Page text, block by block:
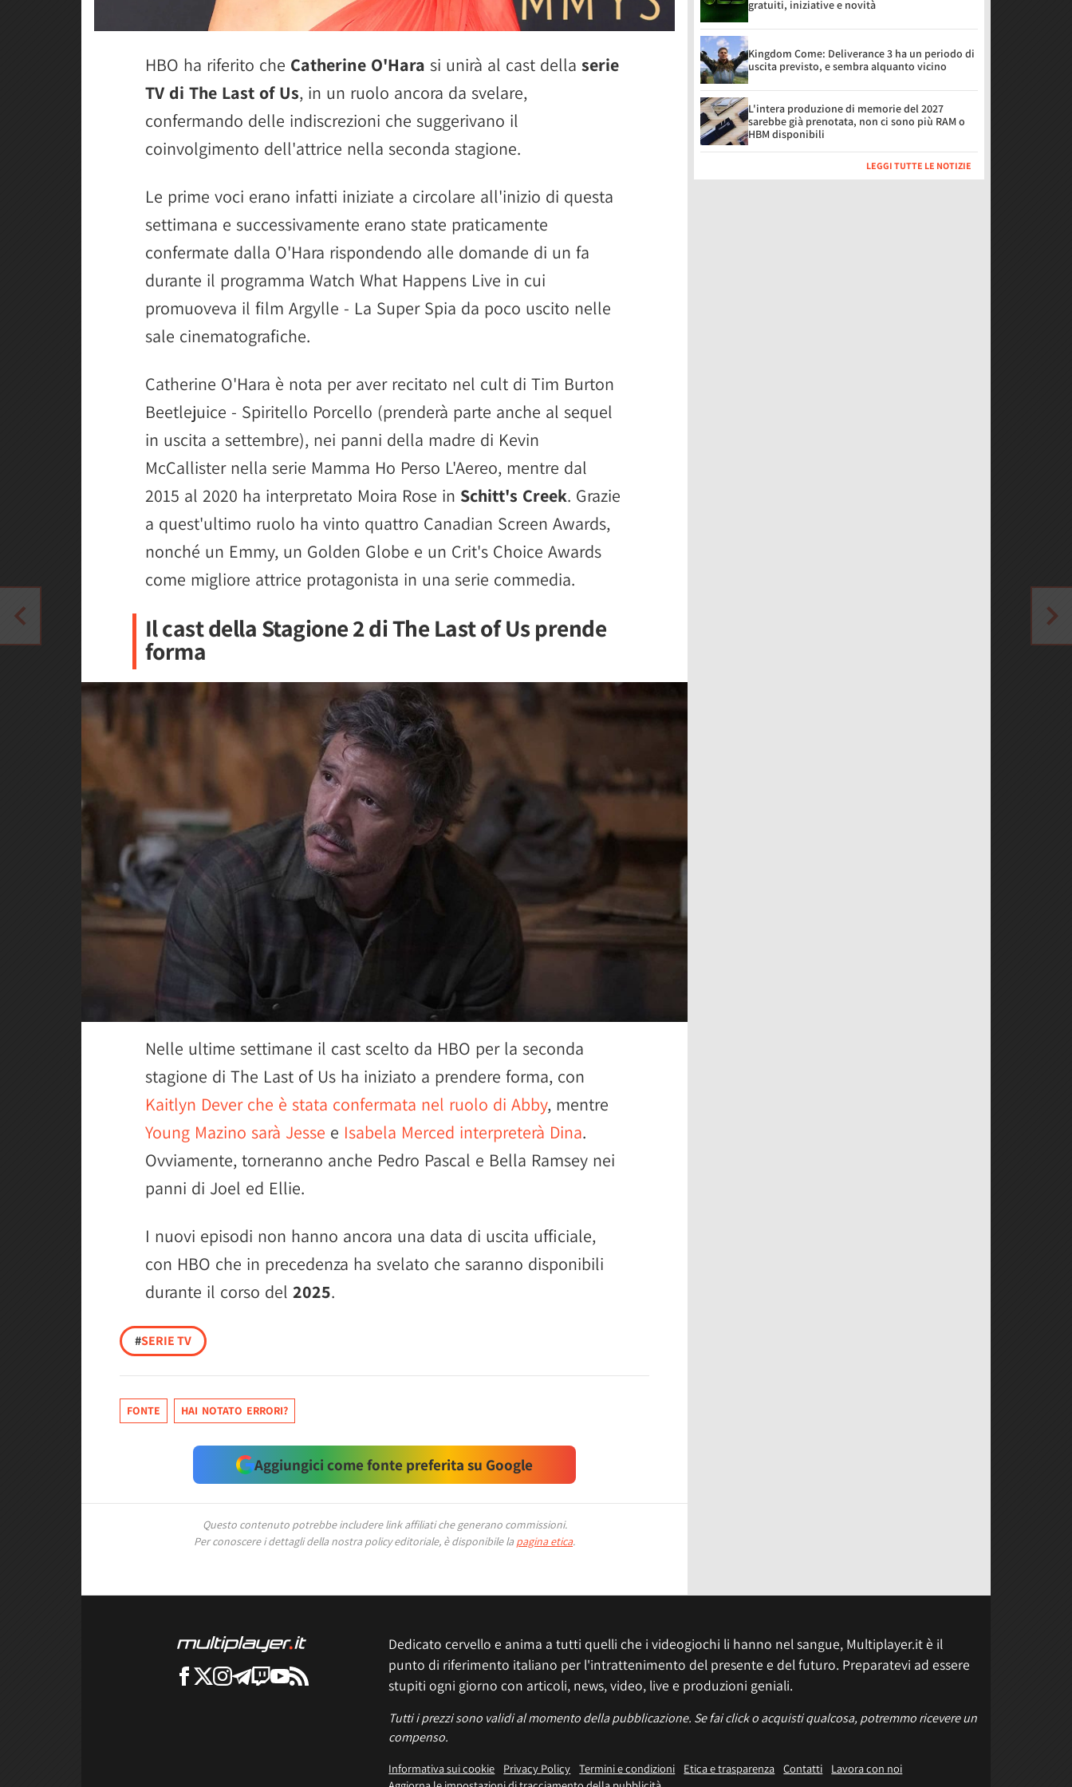
HBO ha riferito che Catherine O'Hara si unirà al cast della serie
TV di The Last of Us, in un ruolo ancora da svelare,
confermando delle indiscrezioni che suggerivano il
coinvolgimento dell'attrice nella seconda stagione.
Le prime voci erano infatti iniziate a circolare all'inizio di questa
settimana e successivamente erano state praticamente
confermate dalla O'Hara rispondendo alle domande di un fa
durante il programma Watch What Happens Live in cui
promuoveva il film Argylle - La Super Spia da poco uscito nelle
sale cinematografiche.
Catherine O'Hara è nota per aver recitato nel cult di Tim Burton
Beetlejuice - Spiritello Porcello (prenderà parte anche al sequel
in uscita a settembre), nei panni della madre di Kevin
McCallister nella serie Mamma Ho Perso L'Aereo, mentre dal
2015 al 2020 ha interpretato Moira Rose in Schitt's Creek. Grazie
a quest'ultimo ruolo ha vinto quattro Canadian Screen Awards,
nonché un Emmy, un Golden Globe e un Crit's Choice Awards
come migliore attrice protagonista in una serie commedia.
Il cast della Stagione 2 di The Last of Us prende
forma
Nelle ultime settimane il cast scelto da HBO per la seconda
stagione di The Last of Us ha iniziato a prendere forma, con
Kaitlyn Dever che è stata confermata nel ruolo di Abby, mentre
Young Mazino sarà Jesse e Isabela Merced interpreterà Dina.
Ovviamente, torneranno anche Pedro Pascal e Bella Ramsey nei
panni di Joel ed Ellie.
I nuovi episodi non hanno ancora una data di uscita ufficiale,
con HBO che in precedenza ha svelato che saranno disponibili
durante il corso del 2025.
#SERIE TV
FONTE HAI NOTATO ERRORI?
Aggiungici come fonte preferita su Google
Questo contenuto potrebbe includere link affiliati che generano commissioni.
Per conoscere i dettagli della nostra policy editoriale, è disponibile la pagina etica.
gratuiti, iniziative e novità
Kingdom Come: Deliverance 3 ha un periodo di
uscita previsto, e sembra alquanto vicino
L'intera produzione di memorie del 2027
sarebbe già prenotata, non ci sono più RAM o
HBM disponibili
LEGGI TUTTE LE NOTIZIE
Dedicato cervello e anima a tutti quelli che i videogiochi li hanno nel sangue, Multiplayer.it è il
punto di riferimento italiano per l'intrattenimento del presente e del futuro. Preparatevi ad essere
stupiti ogni giorno con articoli, news, video, live e produzioni geniali.
Tutti i prezzi sono validi al momento della pubblicazione. Se fai click o acquisti qualcosa, potremmo ricevere un
compenso.
Informativa sui cookie Privacy Policy Termini e condizioni Etica e trasparenza Contatti
Lavora con noi